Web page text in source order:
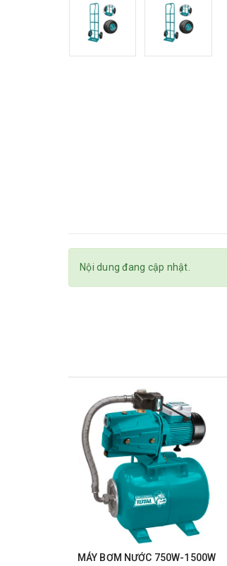
Nội dung đang cập nhật.
MÁY BƠM NƯỚC 750W-1500W